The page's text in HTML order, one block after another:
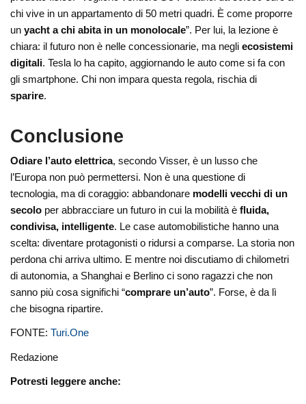
chi vive in un appartamento di 50 metri quadri. È come proporre
unyacht a chi abita in un monolocale”. Per lui, la lezione è
chiara: il futuro non è nelle concessionarie, ma negliecosistemi
digitali. Tesla lo ha capito, aggiornando le auto come si fa con
gli smartphone. Chi non impara questa regola, rischia di
sparire.
Conclusione
Odiare l’auto elettrica, secondo Visser, è un lusso che
l’Europa non può permettersi. Non è una questione di
tecnologia, ma di coraggio: abbandonare modelli vecchi di un
secolo per abbracciare un futuro in cui la mobilità èfluida,
condivisa, intelligente. Le case automobilistiche hanno una
scelta: diventare protagonisti o ridursi a comparse. La storia non
perdona chi arriva ultimo. E mentre noi discutiamo di chilometri
di autonomia, a Shanghai e Berlino ci sono ragazzi che non
sanno più cosa significhi “comprare un’auto”. Forse, è da lì
che bisogna ripartire.
FONTE:Turi.One
Redazione
Potresti leggere anche: